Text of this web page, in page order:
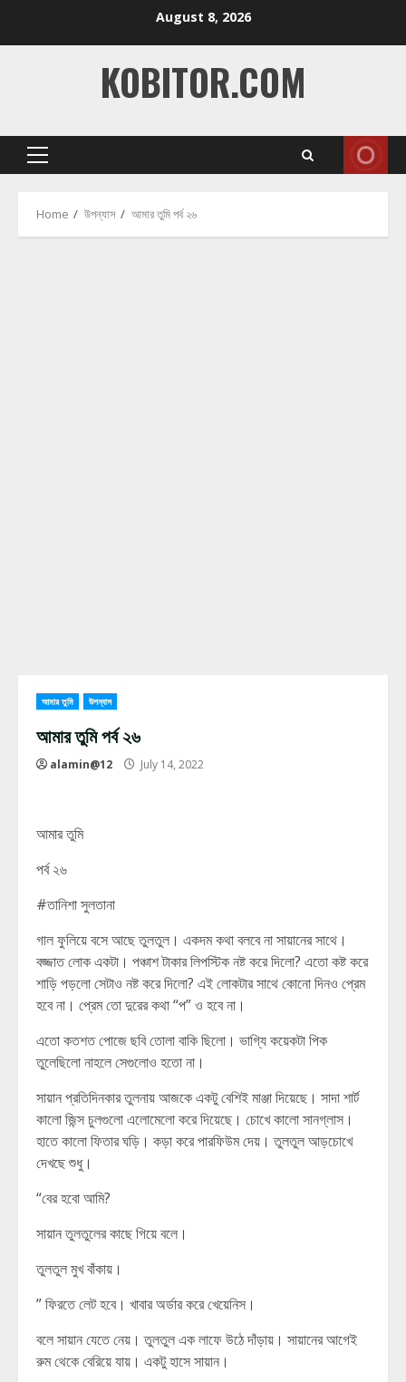
August 8, 2026
KOBITOR.COM
Primary
Home উপন্যাস আমার তুমি পর্ব ২৬
আমার তুমি উপন্যাস
আমার তুমি পর্ব ২৬
alamin@12 July 14, 2022
আমার তুমি
পর্ব ২৬
#তানিশা সুলতানা
গাল ফুলিয়ে বসে আছে তুলতুল। একদম কথা বলবে না সায়ানের সাথে।
বজ্জাত লোক একটা। পঞ্চাশ টাকার লিপস্টিক নষ্ট করে দিলো? এতো কষ্ট করে
শাড়ি পড়লো সেটাও নষ্ট করে দিলো? এই লোকটার সাথে কোনো দিনও প্রেম
হবে না। প্রেম তো দুরের কথা “প” ও হবে না।
এতো কতশত পোজে ছবি তোলা বাকি ছিলো। ভাগ্যি কয়েকটা পিক
তুলেছিলো নাহলে সেগুলোও হতো না।
সায়ান প্রতিদিনকার তুলনায় আজকে একটু বেশিই মাঞ্জা দিয়েছে। সাদা শার্ট
কালো জিন্স চুলগুলো এলোমেলো করে দিয়েছে। চোখে কালো সানগ্লাস।
হাতে কালো ফিতার ঘড়ি। কড়া করে পারফিউম দেয়। তুলতুল আড়চোখে
দেখছে শুধু।
“বের হবো আমি?
সায়ান তুলতুলের কাছে গিয়ে বলে।
তুলতুল মুখ বাঁকায়।
” ফিরতে লেট হবে। খাবার অর্ডার করে খেয়েনিস।
বলে সায়ান যেতে নেয়। তুলতুল এক লাফে উঠে দাঁড়ায়। সায়ানের আগেই
রুম থেকে বেরিয়ে যায়। একটু হাসে সায়ান।